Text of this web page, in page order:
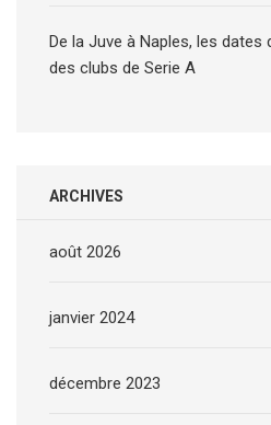
De la Juve à Naples, les
des clubs de Serie A
ARCHIVES
août 2026
janvier 2024
décembre 2023